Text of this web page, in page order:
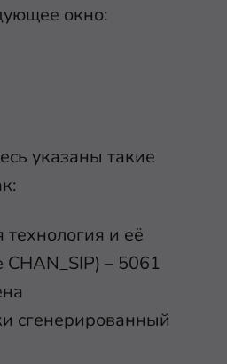
окно:
указаны такие
технология и её
CHAN_SIP) – 5061
сгенерированный